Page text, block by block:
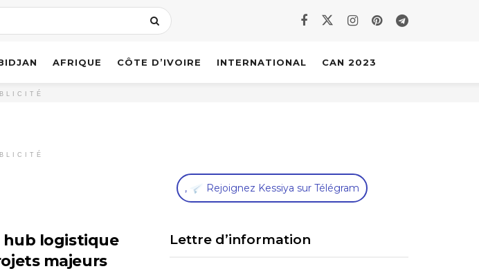
AFRIQUE CÔTE D’IVOIRE INTERNATIONAL CAN 2023
hub logistique
majeurs
, Rejoignez Kessiya sur Télégram
Lettre d’information